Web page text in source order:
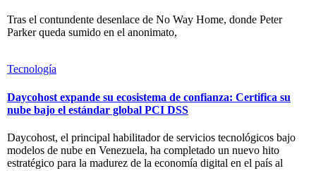
Tras el contundente desenlace de No Way Home, donde Peter
Parker queda sumido en el anonimato,
Tecnología
Daycohost expande su ecosistema de confianza: Certifica su
nube bajo el estándar global PCI DSS
Daycohost, el principal habilitador de servicios tecnológicos bajo
modelos de nube en Venezuela, ha completado un nuevo hito
estratégico para la madurez de la economía digital en el país al